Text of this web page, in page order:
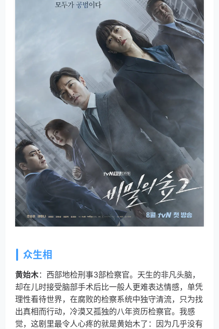
众生相
黄始木：西部地检刑事3部检察官。天生的非凡头脑，
却在儿时接受脑部手术后比一般人更难表达情感，单凭
理性看待世界，在腐败的检察系统中独守清流，只为找
出真相而行动，冷漠又孤独的八年资历检察官。我感
觉，这剧里最令人心疼的就是黄始木了：因为几乎没有